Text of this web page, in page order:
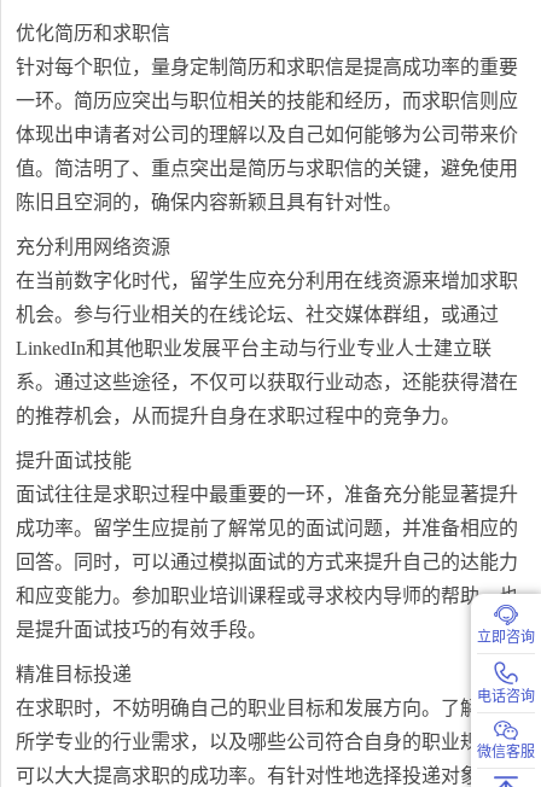
优化简历和求职信
针对每个职位，量身定制简历和求职信是提高成功率的重要
一环。简历应突出与职位相关的技能和经历，而求职信则应
体现出申请者对公司的理解以及自己如何能够为公司带来价
值。简洁明了、重点突出是简历与求职信的关键，避免使用
陈旧且空洞的，确保内容新颖且具有针对性。
充分利用网络资源
在当前数字化时代，留学生应充分利用在线资源来增加求职
机会。参与行业相关的在线论坛、社交媒体群组，或通过
LinkedIn和其他职业发展平台主动与行业专业人士建立联
系。通过这些途径，不仅可以获取行业动态，还能获得潜在
的推荐机会，从而提升自身在求职过程中的竞争力。
提升面试技能
面试往往是求职过程中最重要的一环，准备充分能显著提升
成功率。留学生应提前了解常见的面试问题，并准备相应的
回答。同时，可以通过模拟面试的方式来提升自己的达能力
和应变能力。参加职业培训课程或寻求校内导师的帮助，也
是提升面试技巧的有效手段。
精准目标投递
在求职时，不妨明确自己的职业目标和发展方向。了解自己
所学专业的行业需求，以及哪些公司符合自身的职业规划，
可以大大提高求职的成功率。有针对性地选择投递对象，意
立即咨询
电话咨询
微信客服